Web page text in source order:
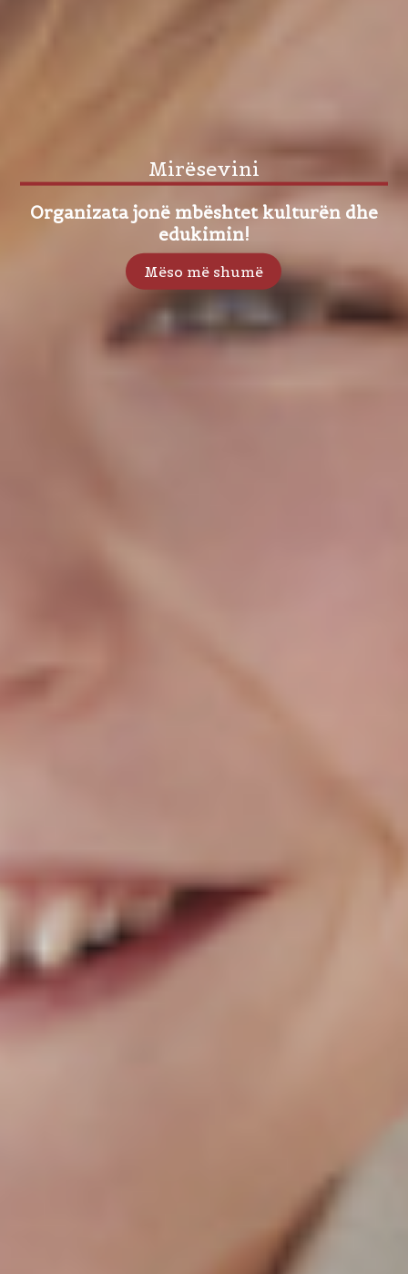
Mirësevini
Organizata jonë mbështet kulturën dhe
edukimin!
Mëso më shumë